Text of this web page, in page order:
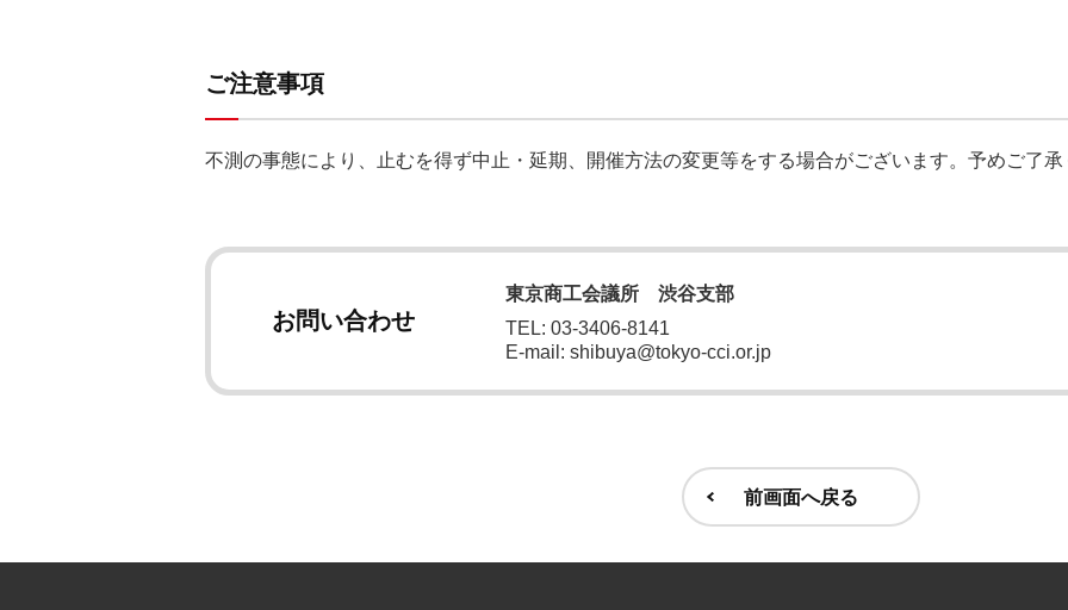
ご注意事項
不測の事態により、止むを得ず中止・延期、開催方法の変更等をする場合がございます。予めご了承
お問い合わせ
東京商工会議所 渋谷支部
TEL: 03-3406-8141
E-mail: shibuya@tokyo-cci.or.jp
前画面へ戻る